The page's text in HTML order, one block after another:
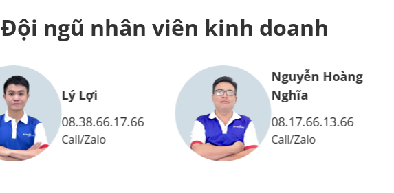
Đội ngũ nhân viên kinh doanh
Lý Lợi
08.38.66.17.66
Call/Zalo
Nguyễn Hoàng
Nghĩa
08.17.66.13.66
Call/Zalo